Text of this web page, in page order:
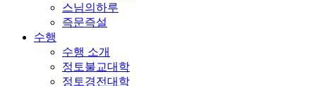
스님의하루
즉문즉설
수행
수행 소개
정토불교대학
정토경전대학